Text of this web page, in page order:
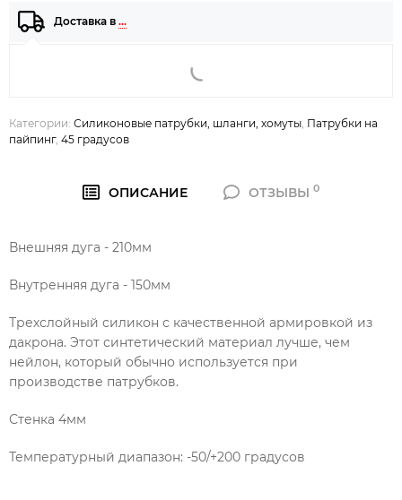
Доставка в …
Категории: Силиконовые патрубки, шланги, хомуты Патрубки на
пайпинг, 45 градусов
ОПИСАНИЕ ОТЗЫВЫ0
Внешняя дуга - 210мм
Внутренняя дуга - 150мм
Трехслойный силикон с качественной армировкой из
дакрона. Этот синтетический материал лучше, чем
нейлон, который обычно используется при
производстве патрубков.
Стенка 4мм
Температурный диапазон: -50/+200 градусов